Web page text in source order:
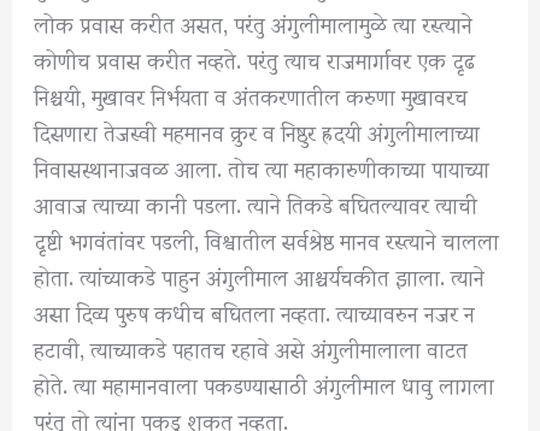
लोक प्रवास करीत असत, परंतु अंगुलीमालामुळे त्या रस्त्याने
कोणीच प्रवास करीत नव्हते. परंतु त्याच राजमार्गावर एक दृढ
निश्चयी, मुखावर निर्भयता व अंतकरणातील करुणा मुखावरच
दिसणारा तेजस्वी महमानव क्रुर व निष्ठुर ह्रदयी अंगुलीमालाच्या
निवासस्थानाजवळ आला. तोच त्या महाकारुणीकाच्या पायाच्या
आवाज त्याच्या कानी पडला. त्याने तिकडे बघितल्यावर त्याची
दृष्टी भगवंतांवर पडली, विश्वातील सर्वश्रेष्ठ मानव रस्त्याने चालला
होता. त्यांच्याकडे पाहुन अंगुलीमाल आश्चर्यचकीत झाला. त्याने
असा दिव्य पुरुष कधीच बघितला नव्हता. त्याच्यावरुन नजर न
हटावी, त्याच्याकडे पहातच रहावे असे अंगुलीमालाला वाटत
होते. त्या महामानवाला पकडण्यासाठी अंगुलीमाल धावु लागला